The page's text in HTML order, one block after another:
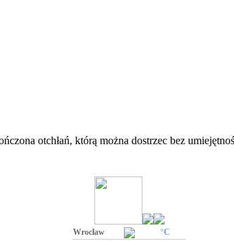
otchłań, którą można dostrzec bez
Wrocław °C